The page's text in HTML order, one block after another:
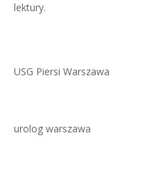
lektury.
USG Piersi Warszawa
urolog warszawa